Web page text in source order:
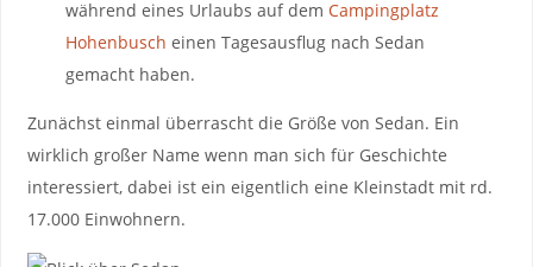
während eines Urlaubs auf dem Campingplatz
Hohenbusch einen Tagesausflug nach Sedan
gemacht haben.
Zunächst einmal überrascht die Größe von Sedan. Ein
wirklich großer Name wenn man sich für Geschichte
interessiert, dabei ist ein eigentlich eine Kleinstadt mit rd.
17.000 Einwohnern.